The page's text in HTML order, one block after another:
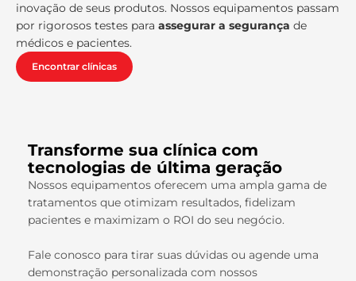
inovação de seus produtos. Nossos equipamentos passam
por rigorosos testes para assegurar a segurança de
médicos e pacientes.
Encontrar clínicas
Transforme sua clínica com
tecnologias de última geração
Nossos equipamentos oferecem uma ampla gama de
tratamentos que otimizam resultados, fidelizam
pacientes e maximizam o ROI do seu negócio.
Fale conosco para tirar suas dúvidas ou agende uma
demonstração personalizada com nossos